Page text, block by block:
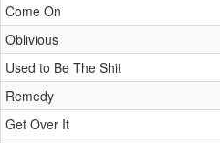
Come On
Oblivious
Used to Be The Shit
Remedy
Get Over It